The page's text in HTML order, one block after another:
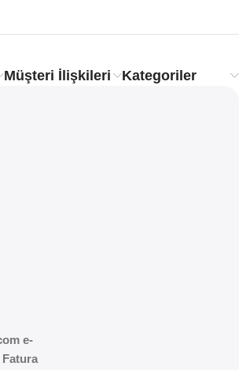
Müşteri İlişkileri Kategoriler
e-